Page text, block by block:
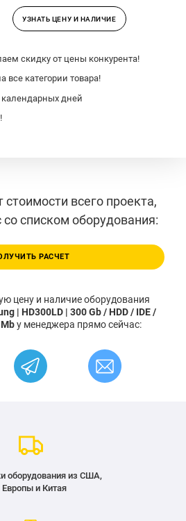
УЗНАТЬ ЦЕНУ И НАЛИЧИЕ
скидку от цены конкурента!
все категории товара!
календарных дней
стоимости всего проекта,
со списком оборудования:
РАСЧЕТ
цену и наличие оборудования
| HD300LD | 300 Gb / HDD / IDE /
у менеджера прямо сейчас:
оборудования из США,
Европы и Китая